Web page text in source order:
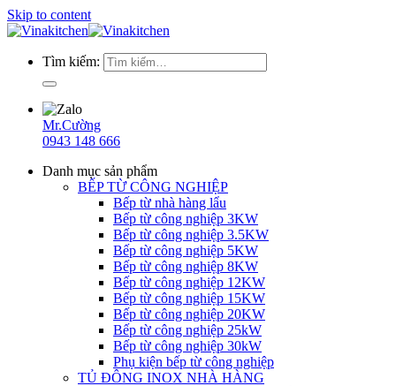
Skip to content
Tìm kiếm:
Mr.Cường
0943 148 666
Danh mục sản phẩm
BẾP TỪ CÔNG NGHIỆP
Bếp từ nhà hàng lẩu
Bếp từ công nghiệp 3KW
Bếp từ công nghiệp 3.5KW
Bếp từ công nghiệp 5KW
Bếp từ công nghiệp 8KW
Bếp từ công nghiệp 12KW
Bếp từ công nghiệp 15KW
Bếp từ công nghiệp 20KW
Bếp từ công nghiệp 25kW
Bếp từ công nghiệp 30kW
Phụ kiện bếp từ công nghiệp
TỦ ĐÔNG INOX NHÀ HÀNG